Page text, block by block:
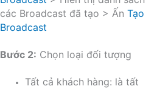
các Broadcast đã tạo > Ấn Tạo
Broadcast
Bước 2: Chọn loại đối tượng
Tất cả khách hàng: là tất